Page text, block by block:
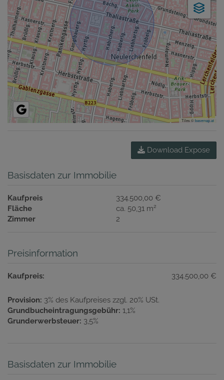
Tiles ©basemap.at
Download Expose
Basisdaten zur Immobilie
Kaufpreis
334.500,00 €
Fläche
ca. 50,31 m2
Zimmer 2
Preisinformation
Kaufpreis: 334.500,00 €
Provision: 3% des Kaufpreises zzgl. 20% USt.
Grundbucheintragungsgebühr: 1,1%
Grunderwerbsteuer: 3,5%
Basisdaten zur Immobilie